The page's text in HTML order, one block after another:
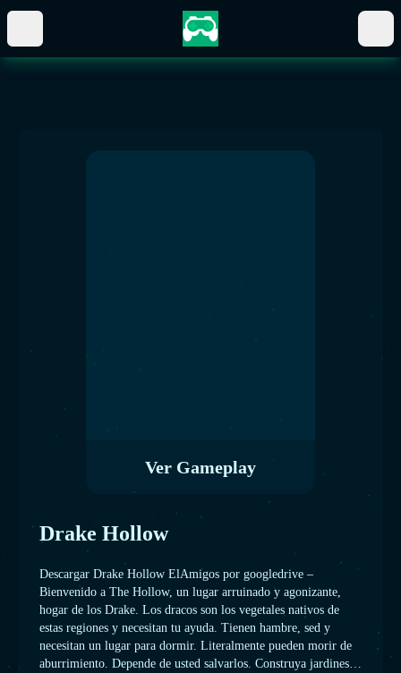
Ver Gameplay
Drake Hollow
Descargar Drake Hollow ElAmigos por googledrive –
Bienvenido a The Hollow, un lugar arruinado y agonizante,
hogar de los Drake. Los dracos son los vegetales nativos de
estas regiones y necesitan tu ayuda. Tienen hambre, sed y
necesitan un lugar para dormir. Literalmente pueden morir de
aburrimiento. Depende de usted salvarlos. Construya jardines